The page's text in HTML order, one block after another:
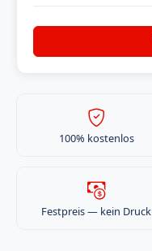
100% kostenlos
Festpreis — kein Druck